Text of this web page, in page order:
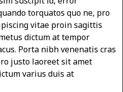
torquatos quo ne, pro
vitae proin sagittis
dictum at tempor
Porta nibh venenatis cras
justo laoreet sit amet
varius duis at